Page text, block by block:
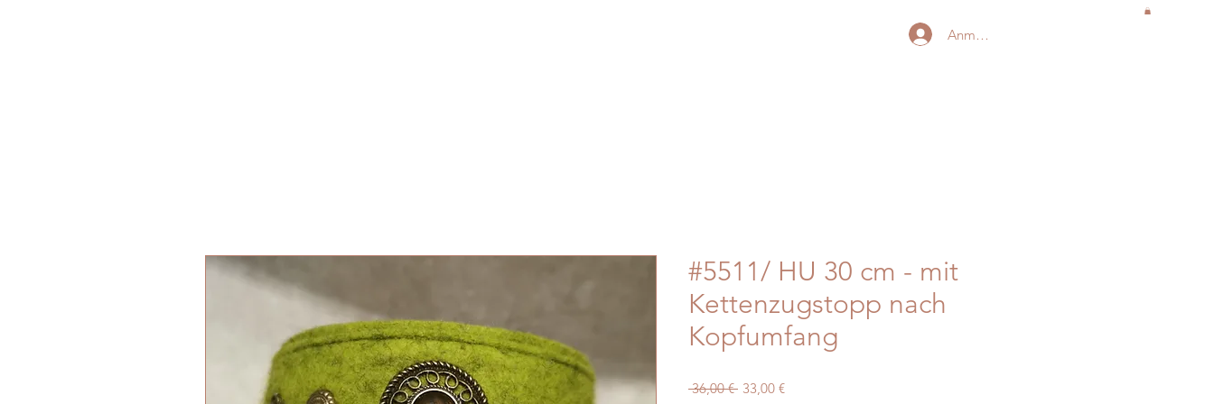
Anmelden
#5511/ HU 30 cm - mit
Kettenzugstopp nach
Kopfumfang
36,00 € Standardpreis
33,00 €Sale-